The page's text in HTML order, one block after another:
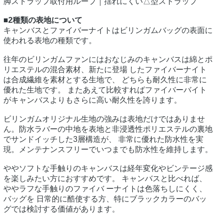
■2種類の表地について
キャンバスとファイバーナイトはビリンガムバッグの表面に
使われる表地の種類です。
往年のビリンガムファンにはおなじみのキャンバスは綿とポ
リエステルの混合素材、新たに登場 したファイバーナイト
は合成繊維を素材とする生地で、 どちらも耐久性に非常に
優れた生地です。 またあえて比較すればファイバーバイト
がキャンバスよりもさらに高い耐久性を誇ります。
ビリンガムオリジナル生地の強みは表地だけではありませ
ん。防水ラバーの中地を表地と非浸透性ポリエステルの裏地
でサンドイッチした3層構造が、 非常に優れた防水性を実
現。メンテナンスフリーでいつまでも防水性を維持します。
ややソフトな手触りのキャンバスは経年変化やビンテージ感
を楽しみたい方におすすめです。 キャンバスと比べれば、
ややラフな手触りのファイバ ーナイトは色落ちしにくく、
バッグを 日常的に酷使する方、特にブラックカラーのバッ
グでは検討する価値があります。